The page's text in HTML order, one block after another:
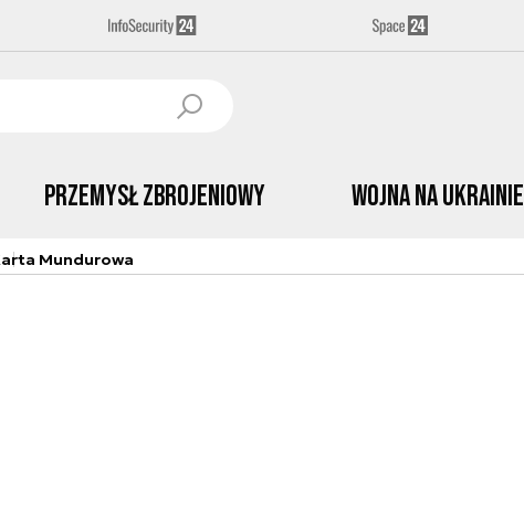
Przemysł Zbrojeniowy Wojna na Ukrainie
Mundurowa